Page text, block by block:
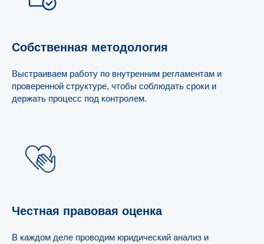
Собственная методология
Выстраиваем работу по внутренним регламентам и
проверенной структуре, чтобы соблюдать сроки и
держать процесс под контролем.
Честная правовая оценка
В каждом деле проводим юридический анализ и